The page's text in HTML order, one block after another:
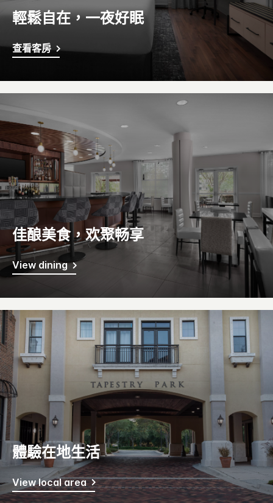
輕鬆自在，一夜好眠
查看客房
佳酿美食，欢聚畅享
View dining
體驗在地生活
View local area